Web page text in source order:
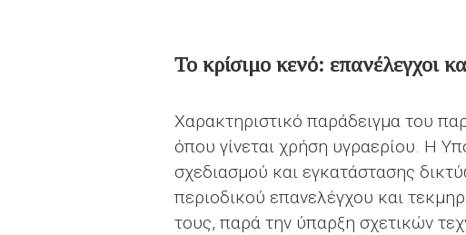
Το κρίσιμο κενό: επανέλεγχοι
Χαρακτηριστικό παράδειγμα του
όπου γίνεται χρήση υγραερίου. Η
σχεδιασμού και εγκατάστασης
περιοδικού επανελέγχου και
τους, παρά την ύπαρξη σχετικών